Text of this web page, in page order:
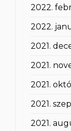
2022.
2022.
2021.
2021.
2021.
2021.
2021.